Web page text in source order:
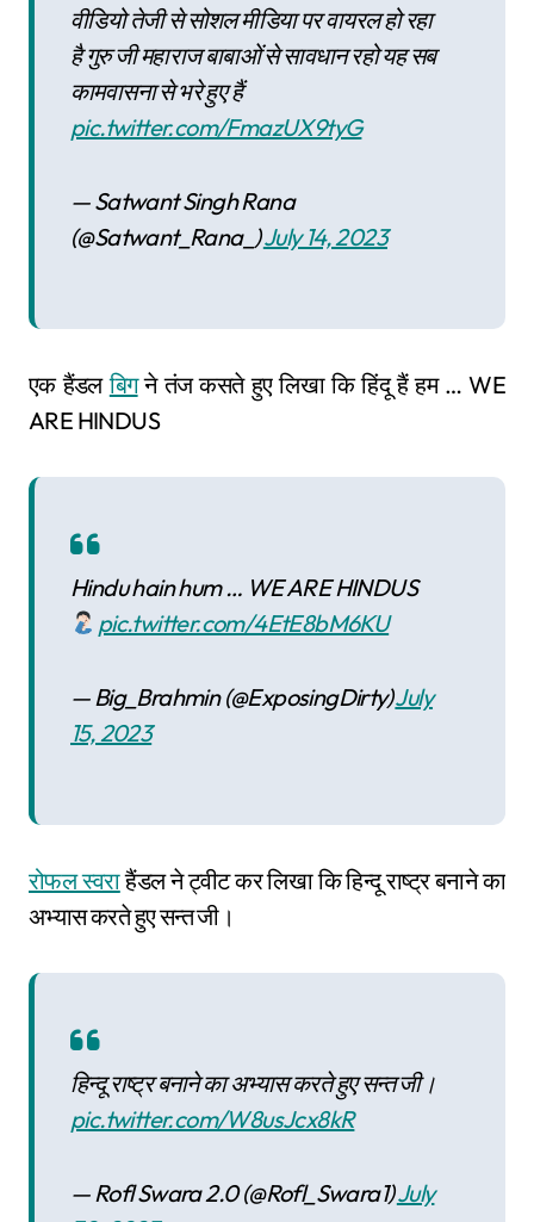
वीडियो तेजी से सोशल मीडिया पर वायरल हो रहा
है गुरु जी महाराज बाबाओं से सावधान रहो यह सब
कामवासना से भरे हुए हैं
pic.twitter.com/FmazUX9tyG
— Satwant Singh Rana
(@Satwant_Rana_)July 14, 2023
एक हैंडलबिगने तंज कसते हुए लिखा कि हिंदू हैं हम … WE
ARE HINDUS
Hindu hain hum … WE ARE HINDUS
pic.twitter.com/4EtE8bM6KU
— Big_Brahmin (@ExposingDirty)July
15, 2023
रोफल स्वराहैंडल ने ट्वीट कर लिखा कि हिन्दू राष्ट्र बनाने का
अभ्यास करते हुए सन्त जी।
हिन्दू राष्ट्र बनाने का अभ्यास करते हुए सन्त जी।
pic.twitter.com/W8usJcx8kR
— Rofl Swara 2.0 (@Rofl_Swara1)July